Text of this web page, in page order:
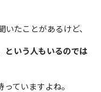
いたことがあるけど、
という人もいるのでは
ていますよね。